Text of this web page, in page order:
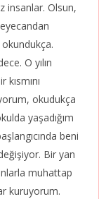
insanlar. Olsun,
O yılın
okudukça
yaşadığım
beni
Bir yan
muhattap
kuruyorum.